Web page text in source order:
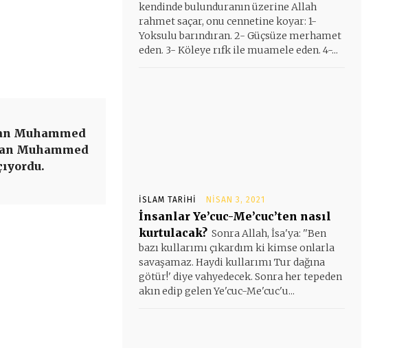
Muhammed
Muhammed
kendinde bulunduranın üzerine Allah
rahmet saçar, onu cennetine koyar: 1-
Yoksulu barındıran. 2- Güçsüze merhamet
eden. 3- Köleye rıfk ile muamele eden. 4-...
İSLAM TARIHI NISAN 3, 2021
İnsanlar Ye’cuc-Me’cuc’ten nasıl
kurtulacak? Sonra Allah, İsa'ya: ''Ben
bazı kullarımı çıkardım ki kimse onlarla
savaşamaz. Haydi kullarımı Tur dağına
götür!' diye vahyedecek. Sonra her tepeden
akın edip gelen Ye'cuc-Me'cuc'u...